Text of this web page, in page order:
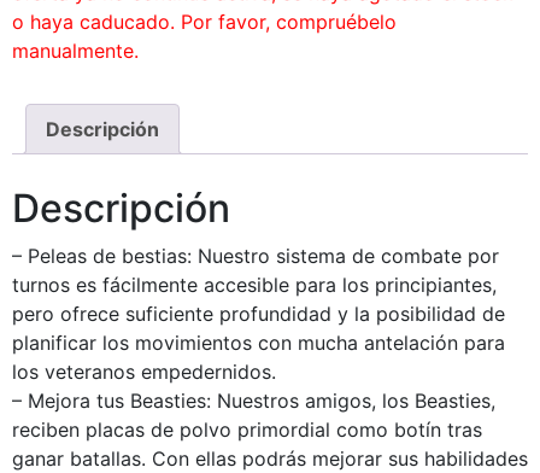
o haya caducado. Por favor, compruébelo
manualmente.
Descripción
Descripción
– Peleas de bestias: Nuestro sistema de combate por
turnos es fácilmente accesible para los principiantes,
pero ofrece suficiente profundidad y la posibilidad de
planificar los movimientos con mucha antelación para
los veteranos empedernidos.
– Mejora tus Beasties: Nuestros amigos, los Beasties,
reciben placas de polvo primordial como botín tras
ganar batallas. Con ellas podrás mejorar sus habilidades